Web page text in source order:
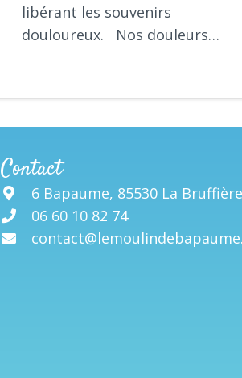
libérant les souvenirs
douloureux. Nos douleurs…
Contact
6 Bapaume, 85530 La Bruffière
06 60 10 82 74